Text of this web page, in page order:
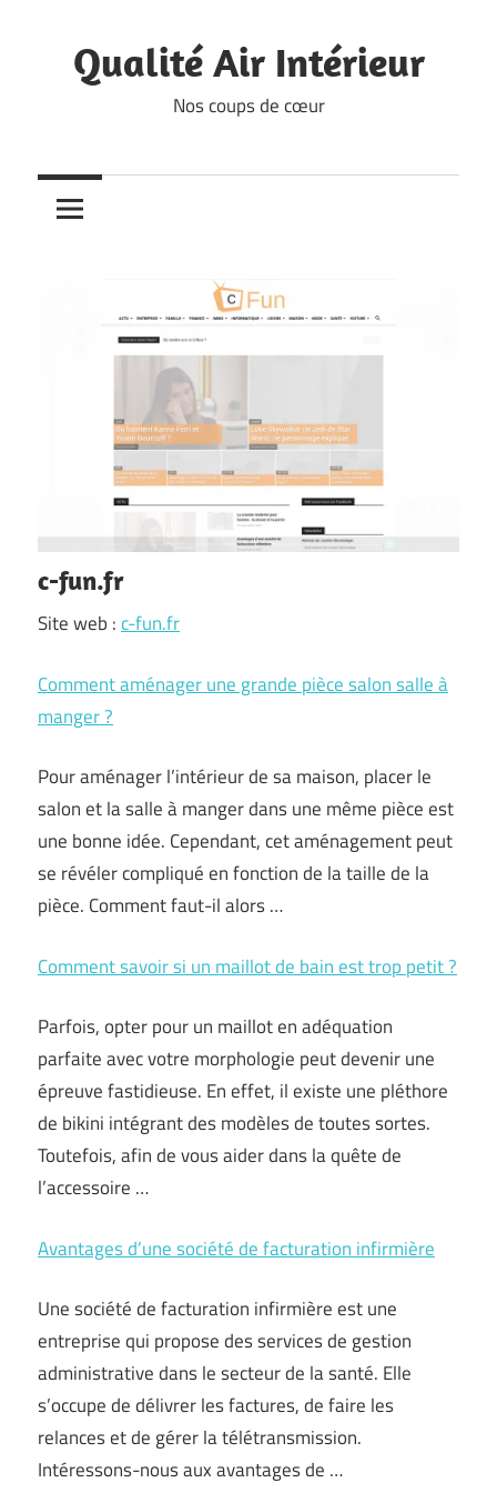
contentQualité Air Intérieur
Nos coups de cœur
c-fun.fr
Site web :c-fun.fr
Comment aménager une grande pièce salon salle à
manger ?
Pour aménager l’intérieur de sa maison, placer le
salon et la salle à manger dans une même pièce est
une bonne idée. Cependant, cet aménagement peut
se révéler compliqué en fonction de la taille de la
pièce. Comment faut-il alors …
Comment savoir si un maillot de bain est trop petit ?
Parfois, opter pour un maillot en adéquation
parfaite avec votre morphologie peut devenir une
épreuve fastidieuse. En effet, il existe une pléthore
de bikini intégrant des modèles de toutes sortes.
Toutefois, afin de vous aider dans la quête de
l’accessoire …
Avantages d’une société de facturation infirmière
Une société de facturation infirmière est une
entreprise qui propose des services de gestion
administrative dans le secteur de la santé. Elle
s’occupe de délivrer les factures, de faire les
relances et de gérer la télétransmission.
Intéressons-nous aux avantages de …